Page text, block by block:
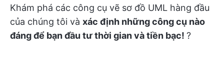
Khám phá các công cụ vẽ sơ đồ UML hàng đầu
của chúng tôi và xác định những công cụ nào
đáng để bạn đầu tư thời gian và tiền bạc! ?